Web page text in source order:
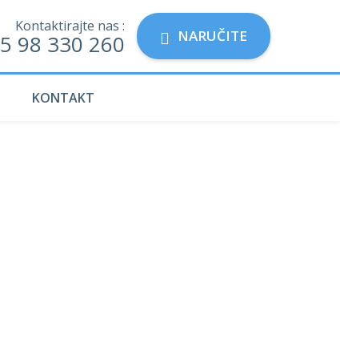
Kontaktirajte nas :
98 330 260 NARUČITE
KONTAKT